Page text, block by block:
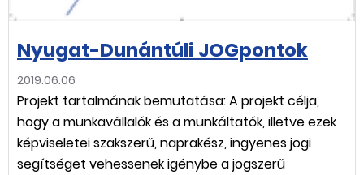
Nyugat-Dunántúli JOGpontok
2019.06.06
Projekt tartalmának bemutatása: A projekt célja,
hogy a munkavállalók és a munkáltatók, illetve ezek
képviseletei szakszerű, naprakész, ingyenes jogi
segítséget vehessenek igénybe a jogszerű